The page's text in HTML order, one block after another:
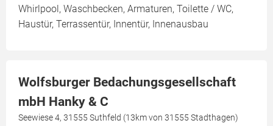
Whirlpool, Waschbecken, Armaturen, Toilette / WC,
Haustür, Terrassentür, Innentür, Innenausbau
Wolfsburger Bedachungsgesellschaft
mbH Hanky & C
Seewiese 4, 31555 Suthfeld (13km von 31555 Stadthagen)